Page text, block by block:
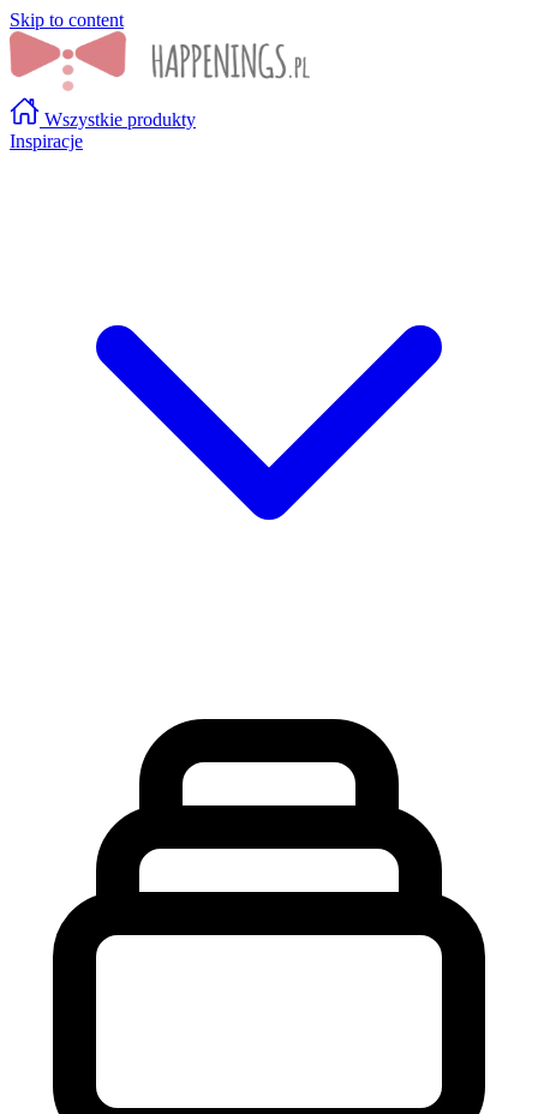
Skip to content
Wszystkie produkty
Inspiracje